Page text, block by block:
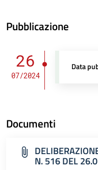
Pubblicazione
26
07/2024
Data
Documenti
N. 516 DEL